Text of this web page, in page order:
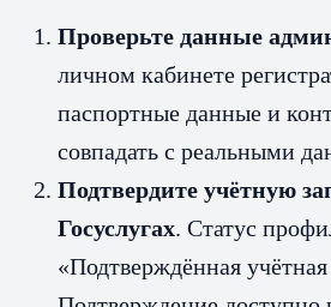
Проверьте данные
личном кабинете
паспортные данные и
совпадать с реальными
Подтвердите учётную
Госуслугах. Статус
«Подтверждённая учётная